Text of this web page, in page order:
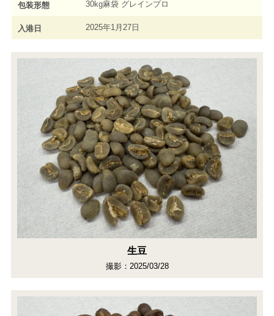
包装形態 30kg麻袋 グレインプロ
入港日 2025年1月27日
生豆
撮影：2025/03/28